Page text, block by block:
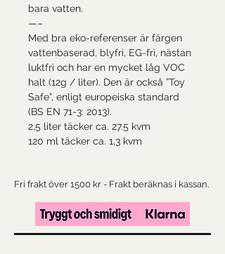
bara vatten.
—–
Med bra eko-referenser är färgen
vattenbaserad, blyfri, EG-fri, nästan
luktfri och har en mycket låg VOC
halt (12g / liter). Den är också ”Toy
Safe”, enligt europeiska standard
(BS EN 71-3: 2013).
2,5 liter täcker ca. 27.5 kvm
120 ml täcker ca. 1,3 kvm
Fri frakt över 1500 kr - Frakt beräknas i kassan.